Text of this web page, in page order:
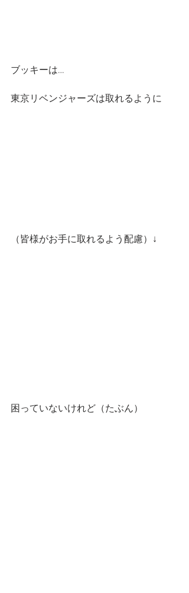
ブッキーは…
東京リベンジャーズは取れるように
（皆様がお手に取れるよう配慮）↓
困っていないけれど（たぶん）